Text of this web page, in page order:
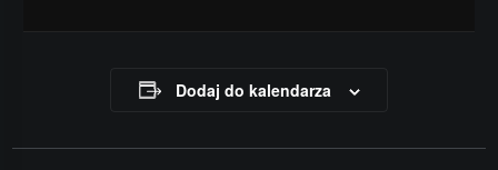
Dodaj do kalendarza